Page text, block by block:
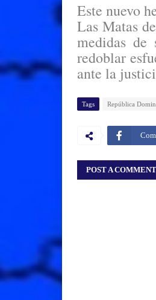
Este nuevo
Las Matas
medidas de
redoblar
ante la
Tags República
POST A COMMENT